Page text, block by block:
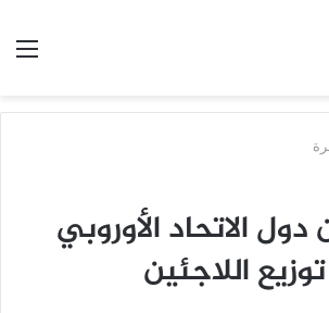
الاتحاد الأوروبي
اللاجئين